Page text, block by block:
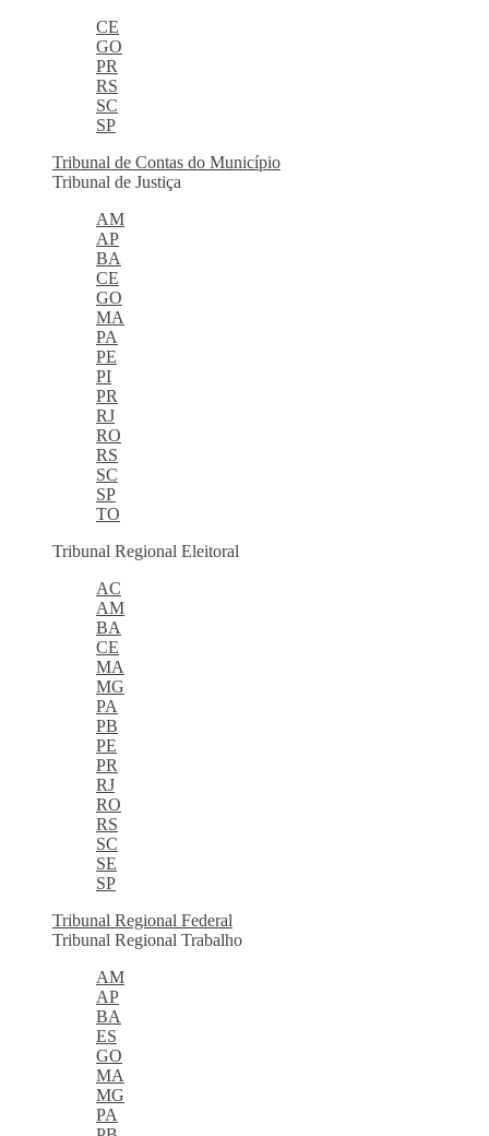
CE
GO
PR
RS
SC
SP
Tribunal de Contas do Município
Tribunal de Justiça
AM
AP
BA
CE
GO
MA
PA
PE
PI
PR
RJ
RO
RS
SC
SP
TO
Tribunal Regional Eleitoral
AC
AM
BA
CE
MA
MG
PA
PB
PE
PR
RJ
RO
RS
SC
SE
SP
Tribunal Regional Federal
Tribunal Regional Trabalho
AM
AP
BA
ES
GO
MA
MG
PA